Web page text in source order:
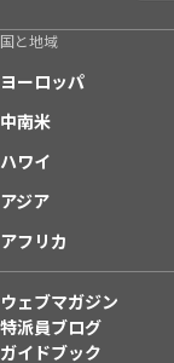
国と地域
ヨーロッパ
中南米
ハワイ
アジア
アフリカ
ウェブマガジン
特派員ブログ
ガイドブック